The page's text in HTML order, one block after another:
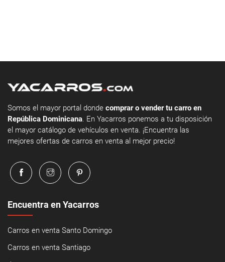
Somos el mayor portal donde comprar o vender tu carro en
República Dominicana. En Yacarros ponemos a tu disposición
el mayor catálogo de vehículos en venta. ¡Encuentra las
mejores ofertas de carros en venta al mejor precio!
Encuentra en Yacarros
Carros en venta Santo Domingo
Carros en venta Santiago